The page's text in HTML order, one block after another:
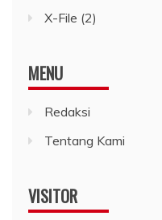
X-File (2)
MENU
Redaksi
Tentang Kami
VISITOR